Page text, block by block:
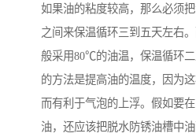
如果油的粘度较高，那么必须
之间来保温循环三到五天左右
般采用80℃的油温，保温循环
的方法是提高油的温度，因为
而有利于气泡的上浮。假如要
油，还应该把脱水防锈油槽中